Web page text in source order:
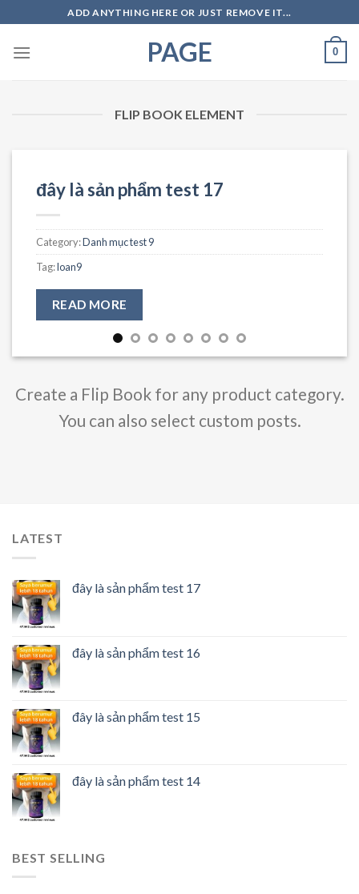
to
content
ADD ANYTHING HERE OR JUST REMOVE IT...
PAGE 0
FLIP BOOK ELEMENT
đây là sản phẩm test 17
Category:Danh mục test 9
Tag:loan9
READ MORE
Create a Flip Book for any product category.
You can also select custom posts.
LATEST
đây là sản phẩm test 17
đây là sản phẩm test 16
đây là sản phẩm test 15
đây là sản phẩm test 14
BEST SELLING